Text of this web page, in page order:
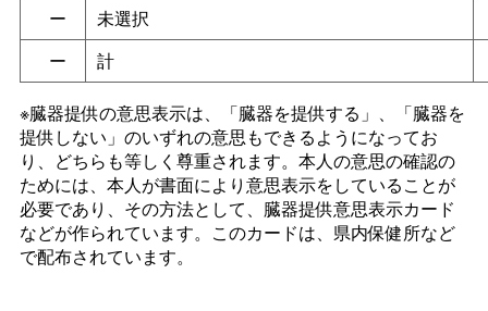
ー
未選択
ー
計
※臓器提供の意思表示は、「臓器を提供する」、「臓器を
提供しない」のいずれの意思もできるようになってお
り、どちらも等しく尊重されます。本人の意思の確認の
ためには、本人が書面により意思表示をしていることが
必要であり、その方法として、臓器提供意思表示カード
などが作られています。このカードは、県内保健所など
で配布されています。